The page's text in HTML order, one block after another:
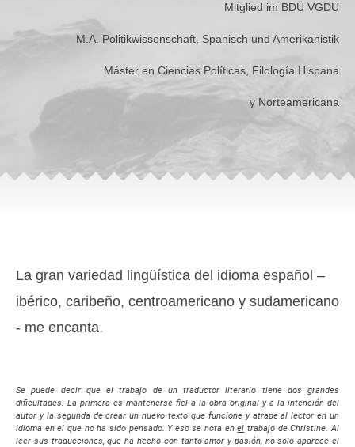
Mitglied im BDÜ VGDÜ
M.A. Politikwissenschaft, Spanisch und Amerikanistik
Máster en Ciencias Políticas, Filología Hispana
y Norteamericana
La gran variedad lingüística del idioma español –
ibérico, caribeño, centroamericano y sudamericano
- me encanta.
Se puede decir que el trabajo de un traductor literario tiene dos grandes
dificultades: La primera es mantenerse fiel a la obra original y a la intención del
autor y la segunda de crear un nuevo texto que funcione y atrape al lector en un
idioma en el que no ha sido pensado. Y eso se nota enel trabajo de Christine. Al
leer sus traducciones, que ha hecho con tanto amor y pasión, no solo aparece el